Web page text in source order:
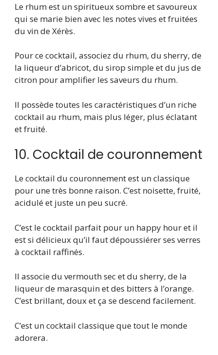
Le rhum est un spiritueux sombre et savoureux
qui se marie bien avec les notes vives et fruitées
du vin de Xérès.
Pour ce cocktail, associez du rhum, du sherry, de
la liqueur d’abricot, du sirop simple et du jus de
citron pour amplifier les saveurs du rhum.
Il possède toutes les caractéristiques d’un riche
cocktail au rhum, mais plus léger, plus éclatant
et fruité.
10. Cocktail de couronnement
Le cocktail du couronnement est un classique
pour une très bonne raison. C’est noisette, fruité,
acidulé et juste un peu sucré.
C’est le cocktail parfait pour un happy hour et il
est si délicieux qu’il faut dépoussiérer ses verres
à cocktail raffinés.
Il associe du vermouth sec et du sherry, de la
liqueur de marasquin et des bitters à l’orange.
C’est brillant, doux et ça se descend facilement.
C’est un cocktail classique que tout le monde
adorera.